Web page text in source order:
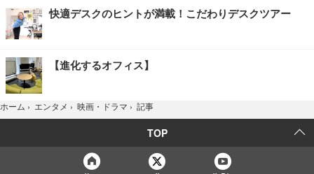
快適デスクのヒントが満載！こだわりデスクツアー
【進化するオフィス】
ホーム › エンタメ › 映画・ドラマ › 記事
TOP